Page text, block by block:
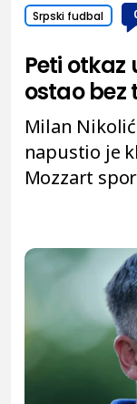
Srpski fudbal
Peti otkaz
ostao bez
Milan
napustio je
Mozzart